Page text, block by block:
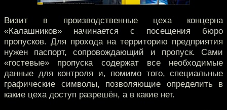
Визит в производственные цеха концерна
«Калашников» начинается с посещения бюро
пропусков. Для прохода на территорию предприятия
нужен паспорт, сопровождающий и пропуск. Сами
«гостевые» пропуска содержат все необходимые
данные для контроля и, помимо того, специальные
графические символы, позволяющие определить в
какие цеха доступ разрешён, а в какие нет.